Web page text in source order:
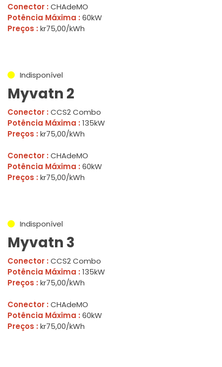
Conector : CHAdeMO
Potência Máxima : 60kW
Preços : kr75,00/kWh
Indisponível
Myvatn 2
Conector : CCS2 Combo
Potência Máxima : 135kW
Preços : kr75,00/kWh
Conector : CHAdeMO
Potência Máxima : 60kW
Preços : kr75,00/kWh
Indisponível
Myvatn 3
Conector : CCS2 Combo
Potência Máxima : 135kW
Preços : kr75,00/kWh
Conector : CHAdeMO
Potência Máxima : 60kW
Preços : kr75,00/kWh